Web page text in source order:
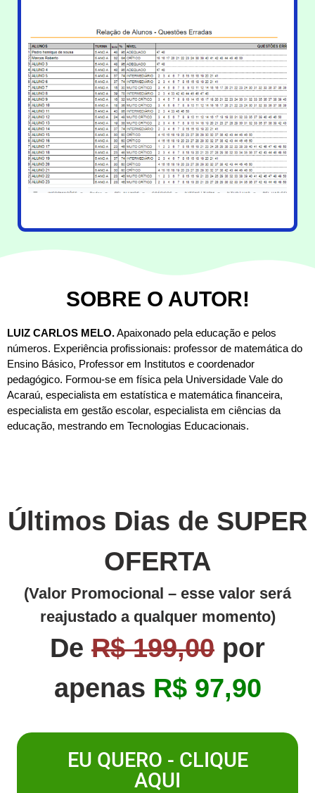
SOBRE O AUTOR!
LUIZ CARLOS MELO.Apaixonado pela educação e pelos
números. Experiência profissionais: professor de matemática do
Ensino Básico, Professor em Institutos e coordenador
pedagógico. Formou-se em física pela Universidade Vale do
Acaraú, especialista em estatística e matemática financeira,
especialista em gestão escolar, especialista em ciências da
educação, mestrando em Tecnologias Educacionais.
Últimos Dias de SUPER
OFERTA
(Valor Promocional – esse valor será
reajustado a qualquer momento)
De R$ 199,00 por
apenas R$ 97,90
EU QUERO - CLIQUE
AQUI